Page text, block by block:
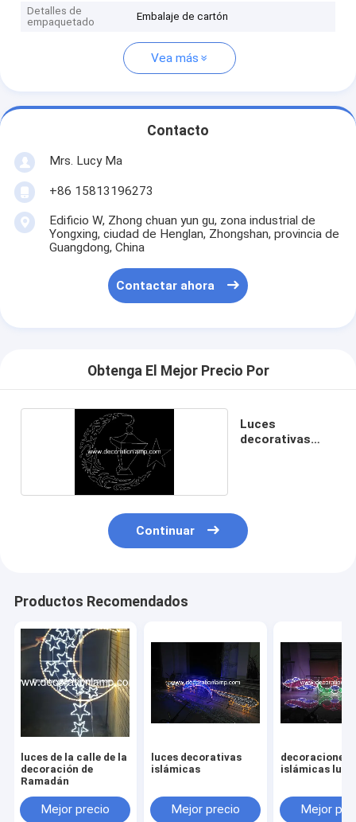
Detalles de
empaquetado
Embalaje de cartón
Vea más
Contacto
Mrs. Lucy Ma
+86 15813196273
Edificio W, Zhong chuan yun gu, zona industrial de
Yongxing, ciudad de Henglan, Zhongshan, provincia de
Guangdong, China
Contactar ahora
Obtenga El Mejor Precio Por
Luces
decorativas
Continuar
Productos Recomendados
luces de la calle de la
decoración de
Ramadán
Mejor precio
luces decorativas
islámicas
Mejor precio
decoraciones
islámicas
Mejor